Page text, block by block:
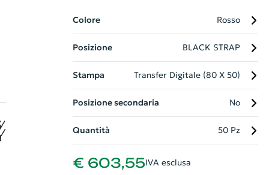
Colore Rosso
Posizione BLACK STRAP
Stampa Transfer Digitale (80 X 50)
Posizione secondaria No
Quantità 50 Pz
€ 603,55IVA esclusa